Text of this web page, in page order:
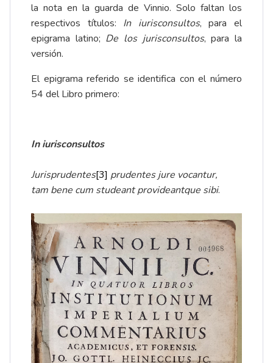
la nota en la guarda de Vinnio. Solo faltan los
respectivos títulos: In iurisconsultos, para el
epigrama latino; De los jurisconsultos, para la
versión.
El epigrama referido se identifica con el número
54 del Libro primero:
In iurisconsultos
Jurisprudentes[3] prudentes jure vocantur,
tam bene cum studeant provideantque sibi.